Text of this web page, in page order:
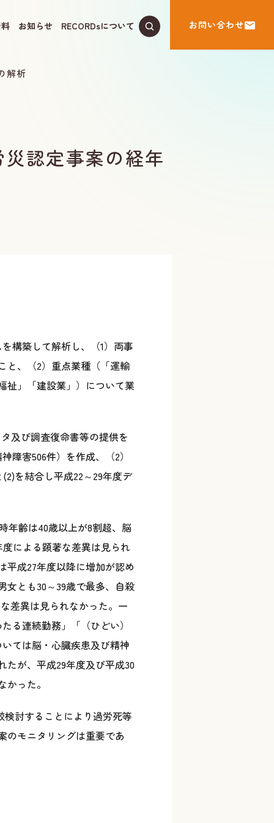
お知らせ RECORDsについて お問い合わせ
解析
認定事案の経年
構築して解析し、（1）両事
と、（2）重点業種（「運輸
祉」「建設業」）について業
及び調査復命書等の提供を
障害506件）を作成、（2）
を結合し平成22～29年度デ
年齢は40歳以上が8割超、脳
による顕著な差異は見られ
成27年度以降に増加が認め
女とも30～39歳で最多、自殺
差異は見られなかった。一
る連続勤務」「（ひどい）
ては脳・心臓疾患及び精神
が、平成29年度及び平成30
った。
討することにより過労死等
のモニタリングは重要であ